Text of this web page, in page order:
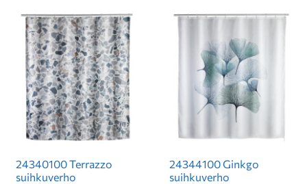
24340100 Terrazzo
suihkuverho
24344100 Ginkgo
suihkuverho